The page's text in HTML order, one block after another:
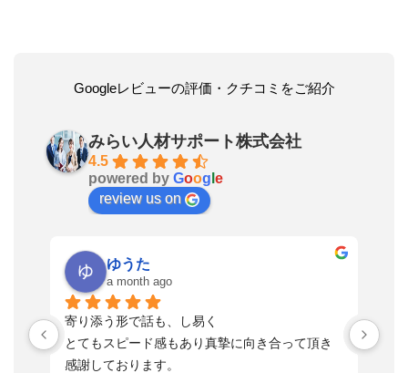
Googleレビューの評価・クチコミをご紹介
みらい人材サポート株式会社
4.5
powered by Goog e
review us on
ゆうた
a month ago
寄り添う形で話も、し易く
とてもスピード感もあり真摯に向き合って頂き
感謝しております。